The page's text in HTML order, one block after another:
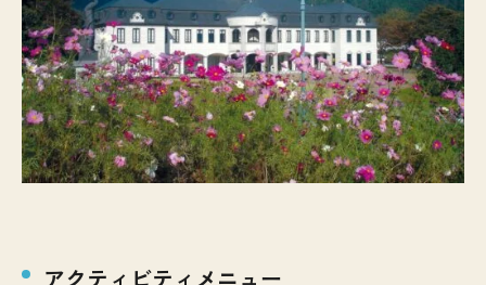
アクティビティメニュー